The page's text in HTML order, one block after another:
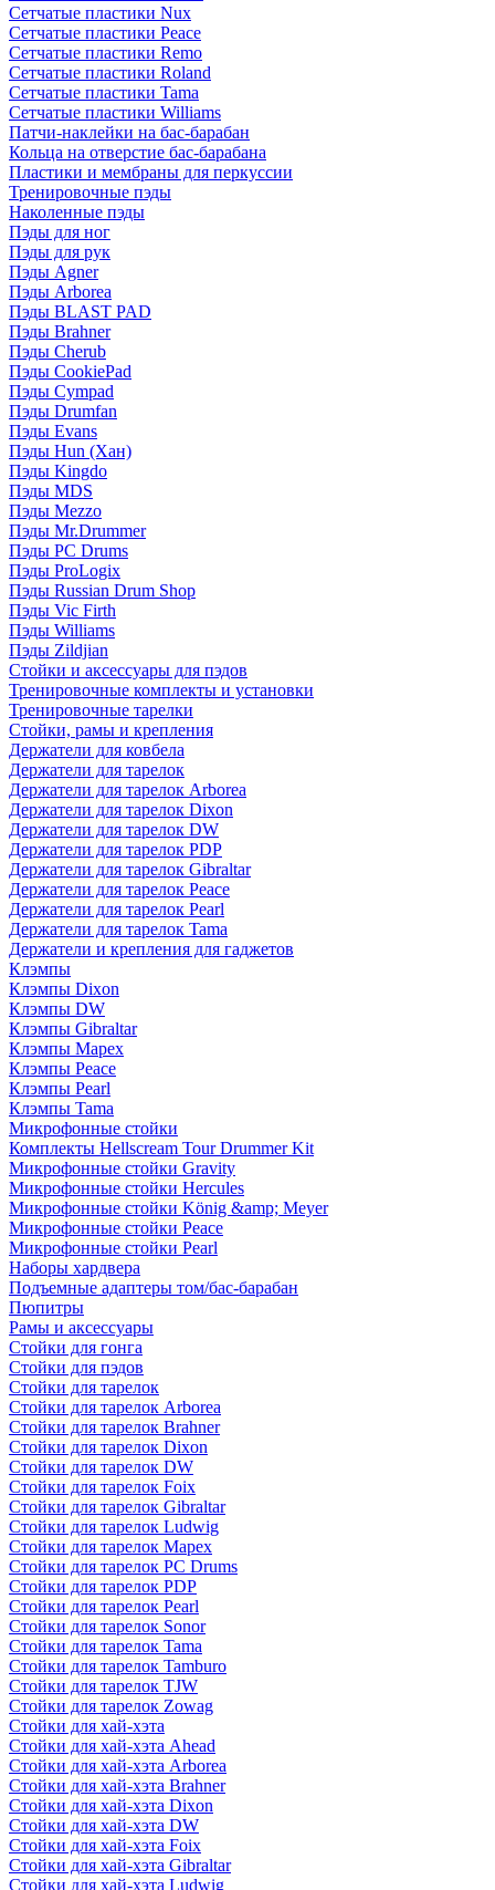
Сетчатые пластики Nux
Сетчатые пластики Peace
Сетчатые пластики Remo
Сетчатые пластики Roland
Сетчатые пластики Tama
Сетчатые пластики Williams
Патчи-наклейки на бас-барабан
Кольца на отверстие бас-барабана
Пластики и мембраны для перкуссии
Тренировочные пэды
Наколенные пэды
Пэды для ног
Пэды для рук
Пэды Agner
Пэды Arborea
Пэды BLAST PAD
Пэды Brahner
Пэды Cherub
Пэды CookiePad
Пэды Cympad
Пэды Drumfan
Пэды Evans
Пэды Hun (Хан)
Пэды Kingdo
Пэды MDS
Пэды Mezzo
Пэды Mr.Drummer
Пэды PC Drums
Пэды ProLogix
Пэды Russian Drum Shop
Пэды Vic Firth
Пэды Williams
Пэды Zildjian
Стойки и аксессуары для пэдов
Тренировочные комплекты и установки
Тренировочные тарелки
Стойки, рамы и крепления
Держатели для ковбела
Держатели для тарелок
Держатели для тарелок Arborea
Держатели для тарелок Dixon
Держатели для тарелок DW
Держатели для тарелок PDP
Держатели для тарелок Gibraltar
Держатели для тарелок Peace
Держатели для тарелок Pearl
Держатели для тарелок Tama
Держатели и крепления для гаджетов
Клэмпы
Клэмпы Dixon
Клэмпы DW
Клэмпы Gibraltar
Клэмпы Mapex
Клэмпы Peace
Клэмпы Pearl
Клэмпы Tama
Микрофонные стойки
Комплекты Hellscream Tour Drummer Kit
Микрофонные стойки Gravity
Микрофонные стойки Hercules
Микрофонные стойки König &amp; Meyer
Микрофонные стойки Peace
Микрофонные стойки Pearl
Наборы хардвера
Подъемные адаптеры том/бас-барабан
Пюпитры
Рамы и аксессуары
Стойки для гонга
Стойки для пэдов
Стойки для тарелок
Стойки для тарелок Arborea
Стойки для тарелок Brahner
Стойки для тарелок Dixon
Стойки для тарелок DW
Стойки для тарелок Foix
Стойки для тарелок Gibraltar
Стойки для тарелок Ludwig
Стойки для тарелок Mapex
Стойки для тарелок PC Drums
Стойки для тарелок PDP
Стойки для тарелок Pearl
Стойки для тарелок Sonor
Стойки для тарелок Tama
Стойки для тарелок Tamburo
Стойки для тарелок TJW
Стойки для тарелок Zowag
Стойки для хай-хэта
Стойки для хай-хэта Ahead
Стойки для хай-хэта Arborea
Стойки для хай-хэта Brahner
Стойки для хай-хэта Dixon
Стойки для хай-хэта DW
Стойки для хай-хэта Foix
Стойки для хай-хэта Gibraltar
Стойки для хай-хэта Ludwig